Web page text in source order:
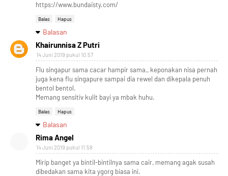
https://www.bundaisty.com/
Balas Hapus
Balasan
Khairunnisa Z Putri
14 Juni 2019 pukul 10.57
Flu singapur sama cacar hampir sama,, keponakan nisa pernah
juga kena flu singapure sampai dia rewel dan dikepala penuh
bentol bentol.
Memang sensitiv kulit bayi ya mbak huhu.
Balas Hapus
Balasan
Rima Angel
14 Juni 2019 pukul 11.58
Mirip banget ya bintil-bintilnya sama cair, memang agak susah
dibedakan sama kita ygorg biasa ini.